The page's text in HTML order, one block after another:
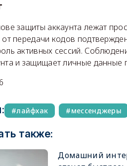
защиты аккаунта лежат
от передачи кодов
активных сессий.
и защищает личные данные
лайфхак мессенджеры
также:
Домашний